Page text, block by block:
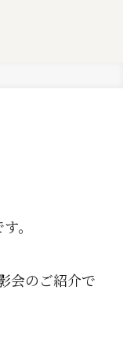
。
会のご紹介で